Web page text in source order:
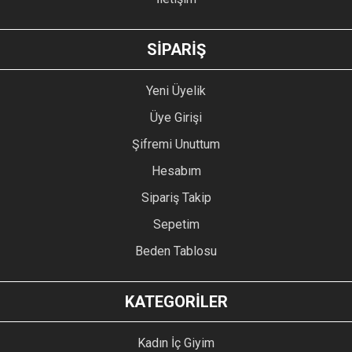
GÖNDER
SİPARİŞ
Yeni Üyelik
Üye Girişi
Şifremi Unuttum
Hesabım
Sipariş Takip
Sepetim
Beden Tablosu
KATEGORİLER
Kadın İç Giyim